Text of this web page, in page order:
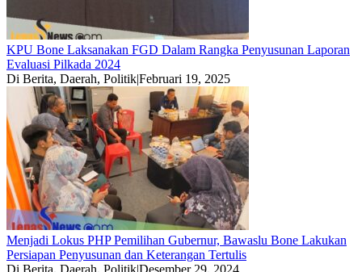
KPU Bone Laksanakan FGD Dalam Rangka Penyusunan Laporan
Evaluasi Pilkada 2024
Di Berita, Daerah, Politik|Februari 19, 2025
Menjadi Lokus PHP Pemilihan Gubernur, Bawaslu Bone Lakukan
Persiapan Penyusunan dan Keterangan Tertulis